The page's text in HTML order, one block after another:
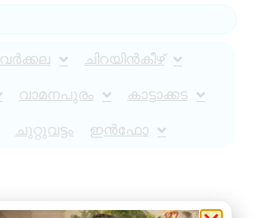
വർക്കല ചിറയിൻകീഴ്
വാമനപുരം കാട്ടാക്കട
ചുറ്റുവട്ടം ഇൻഫോ